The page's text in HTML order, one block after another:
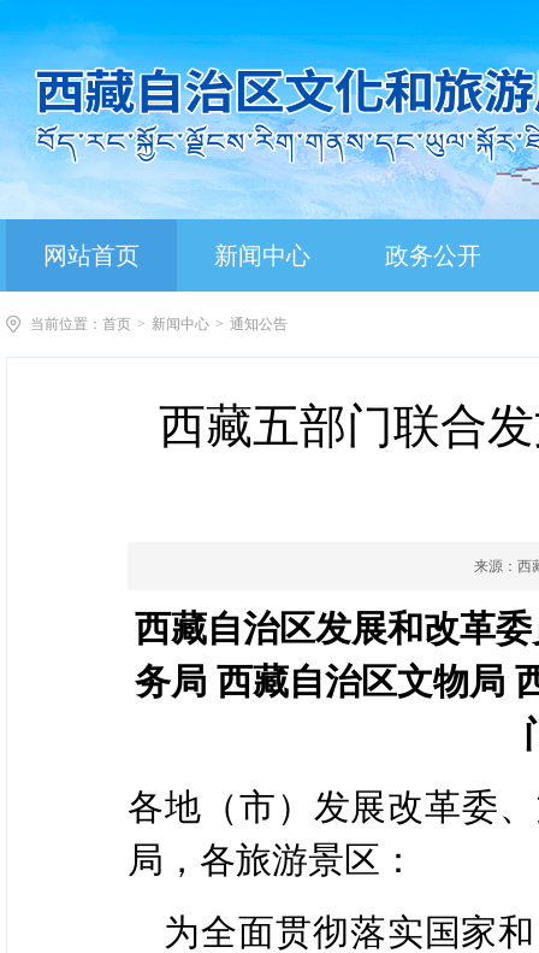
网站首页 新闻中心 政务公开
当前位置： 首页 > 新闻中心 > 通知公告
西藏五部门联合
来源： 西
西藏自治区发展和改革
务局 西藏自治区文物局
各地（市）发展改革委
局，各旅游景区：
为全面贯彻落实国家